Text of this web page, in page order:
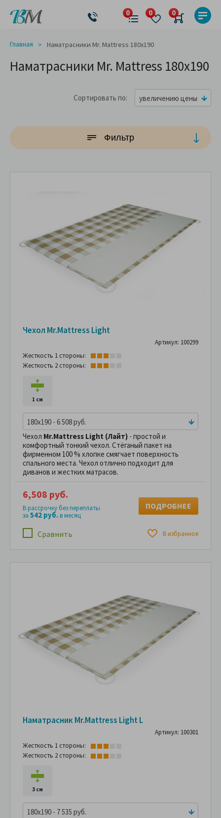
Главная Наматрасники Mr. Mattress 180x190
Наматрасники Mr. Mattress 180x190
Сортировать по увеличению цены
Фильтр
Чехол Mr.Mattress Light
Артикул: 100299
Жесткость 1 стороны:
Жесткость 2 стороны:
1 см
180x190 - 6 508 руб.
Чехол Mr.Mattress Light (Лайт) - простой и
комфортный тонкий чехол. Стёганый пакет на
фирменном 100 % хлопке смягчает поверхность
спального места. Чехол отлично подходит для
диванов и жестких матрасов.
Сравнить В избранное
6,508 руб.
В рассрочку без переплаты
за 542 руб.в месяц
ПОДРОБНЕЕ
Наматрасник Mr.Mattress Light L
Артикул: 100301
Жесткость 1 стороны:
Жесткость 2 стороны:
3 см
180x190 - 7 535 руб.